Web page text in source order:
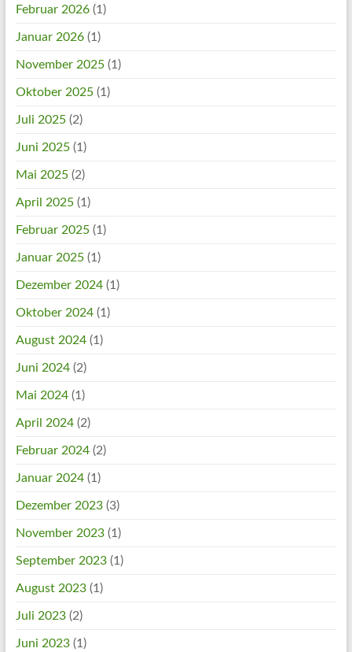
Februar 2026(1)
Januar 2026(1)
November 2025(1)
Oktober 2025(1)
Juli 2025(2)
Juni 2025(1)
Mai 2025(2)
April 2025(1)
Februar 2025(1)
Januar 2025(1)
Dezember 2024(1)
Oktober 2024(1)
August 2024(1)
Juni 2024(2)
Mai 2024(1)
April 2024(2)
Februar 2024(2)
Januar 2024(1)
Dezember 2023(3)
November 2023(1)
September 2023(1)
August 2023(1)
Juli 2023(2)
Juni 2023(1)